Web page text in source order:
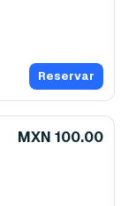
Reservar
MXN 100.00